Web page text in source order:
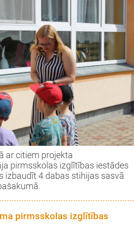
ar citiem projekta
pirmsskolas izglītības iestādes
izbaudīt 4 dabas stihijas sasvā
pirmsskolas izglītības